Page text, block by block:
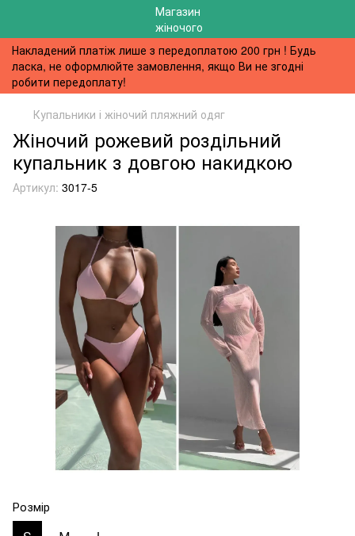
Накладений платіж лише з передоплатою 200 грн ! Будь
ласка, не оформлюйте замовлення, якщо Ви не згодні
робити передоплату!
Купальники і жіночий пляжний одяг
Жіночий рожевий роздільний
купальник з довгою накидкою
Артикул: 3017-5
Розмір